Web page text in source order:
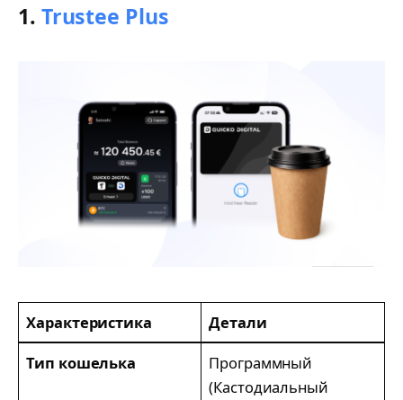
1. Trustee Plus
Характеристика
Детали
Тип кошелька
Программный
(Кастодиальный